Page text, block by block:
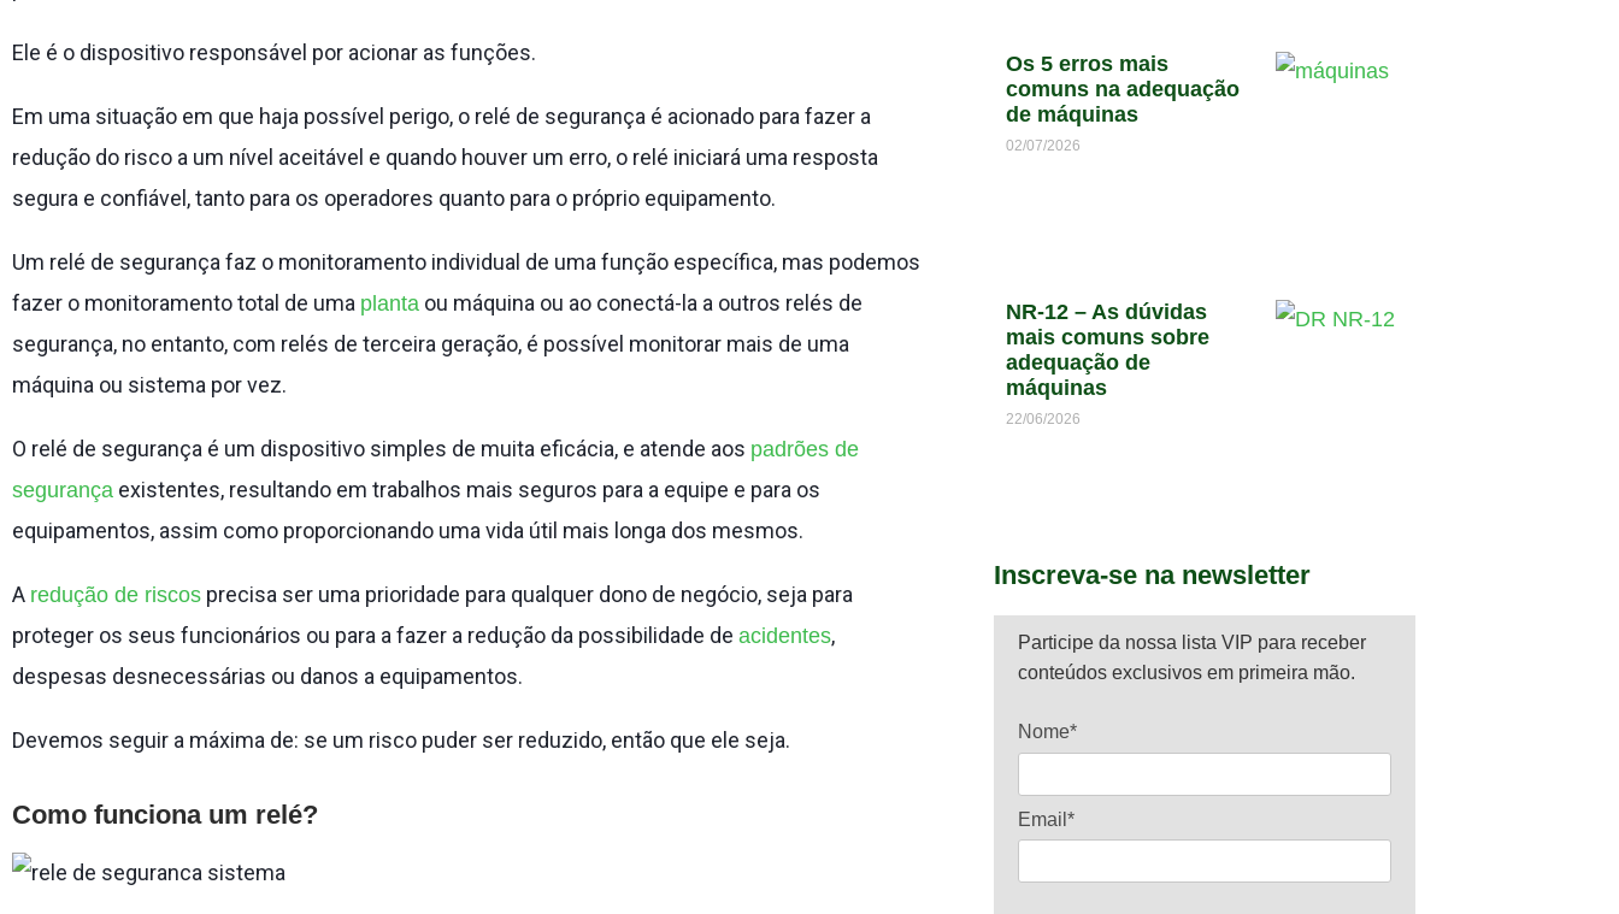
Ele é o dispositivo responsável por acionar as funções.
Em uma situação em que haja possível perigo, o relé de segurança é acionado para fazer a
redução do risco a um nível aceitável e quando houver um erro, o relé iniciará uma resposta
segura e confiável, tanto para os operadores quanto para o próprio equipamento.
Um relé de segurança faz o monitoramento individual de uma função específica, mas podemos
fazer o monitoramento total de uma planta ou máquina ou ao conectá-la a outros relés de
segurança, no entanto, com relés de terceira geração, é possível monitorar mais de uma
máquina ou sistema por vez.
O relé de segurança é um dispositivo simples de muita eficácia, e atende aos padrões de
segurança existentes, resultando em trabalhos mais seguros para a equipe e para os
equipamentos, assim como proporcionando uma vida útil mais longa dos mesmos.
A redução de riscos precisa ser uma prioridade para qualquer dono de negócio, seja para
proteger os seus funcionários ou para a fazer a redução da possibilidade de acidentes,
despesas desnecessárias ou danos a equipamentos.
Devemos seguir a máxima de: se um risco puder ser reduzido, então que ele seja.
Como funciona um relé?
Os 5 erros mais
comuns na adequação
de máquinas
02/07/2026
NR-12 – As dúvidas
mais comuns sobre
adequação de
máquinas
22/06/2026
Inscreva-se na newsletter
Participe da nossa lista VIP para receber
conteúdos exclusivos em primeira mão.
Nome*
Email*